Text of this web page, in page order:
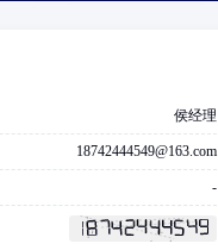
侯经理
18742444549@163.com
-